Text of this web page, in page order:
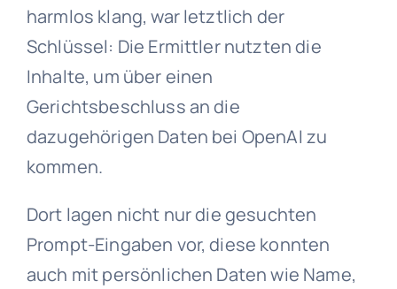
harmlos klang, war letztlich der
Schlüssel: Die Ermittler nutzten die
Inhalte, um über einen
Gerichtsbeschluss an die
dazugehörigen Daten bei OpenAI zu
kommen.
Dort lagen nicht nur die gesuchten
Prompt-Eingaben vor, diese konnten
auch mit persönlichen Daten wie Name,